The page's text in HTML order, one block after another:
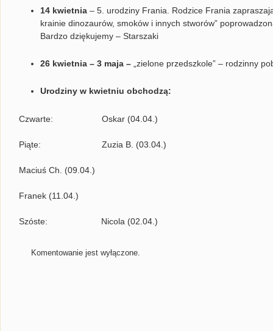
14 kwietnia – 5. urodziny Frania. Rodzice Frania
krainie dinozaurów, smoków i innych stworów”
Bardzo dziękujemy – Starszaki
26 kwietnia – 3 maja – „zielone przedszkole” – rodzinny
Urodziny w kwietniu obchodzą:
Czwarte: Oskar (04.04.)
Piąte: Zuzia B. (03.04.)
Maciuś Ch. (09.04.)
Franek (11.04.)
Szóste: Nicola (02.04.)
Komentowanie jest wyłączone.